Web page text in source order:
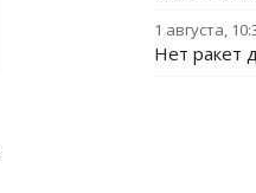
1 августа,
Нет ракет